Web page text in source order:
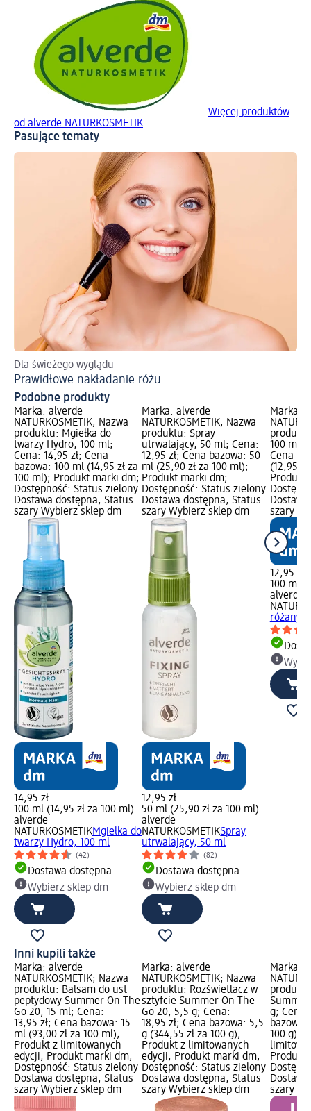
Więcej produktów
od alverde NATURKOSMETIK
Pasujące tematy
Dla świeżego wyglądu
Prawidłowe nakładanie różu
Podobne produkty
Marka: alverde
NATURKOSMETIK; Nazwa
produktu: Mgiełka do
twarzy Hydro, 100 ml;
Cena: 14,95 zł; Cena
bazowa: 100 ml (14,95 zł za
100 ml); Produkt marki dm;
Dostępność: Status zielony
Dostawa dostępna, Status
szary Wybierz sklep dm
14,95 zł
100 ml (14,95 zł za 100 ml)
alverde
NATURKOSMETIKMgiełka do
twarzy Hydro, 100 ml
(42)
Dostawa dostępna
Wybierz sklep dm
Marka: alverde
NATURKOSMETIK; Nazwa
produktu: Spray
utrwalający, 50 ml; Cena:
12,95 zł; Cena bazowa: 50
ml (25,90 zł za 100 ml);
Produkt marki dm;
Dostępność: Status zielony
Dostawa dostępna, Status
szary Wybierz sklep dm
12,95 zł
50 ml (25,90 zł za 100 ml)
alverde
NATURKOSMETIKSpray
utrwalający, 50 ml
(82)
Dostawa dostępna
Wybierz sklep dm
Marka:
100 ml;
Cena
(12,95
Produkt
szary
12,95 zł
100 ml
alverde
różany,
Inni kupili także
Marka: alverde
NATURKOSMETIK; Nazwa
produktu: Balsam do ust
peptydowy Summer On The
Go 20, 15 ml; Cena:
13,95 zł; Cena bazowa: 15
ml (93,00 zł za 100 ml);
Produkt z limitowanych
edycji, Produkt marki dm;
Dostępność: Status zielony
Dostawa dostępna, Status
szary Wybierz sklep dm
Marka: alverde
NATURKOSMETIK; Nazwa
produktu: Rozświetlacz w
sztyfcie Summer On The
Go 20, 5,5 g; Cena:
18,95 zł; Cena bazowa: 5,5
g (344,55 zł za 100 g);
Produkt z limitowanych
edycji, Produkt marki dm;
Dostępność: Status zielony
Dostawa dostępna, Status
szary Wybierz sklep dm
Marka:
Summer
g; Cena:
bazowa:
100 g);
Produkt
szary